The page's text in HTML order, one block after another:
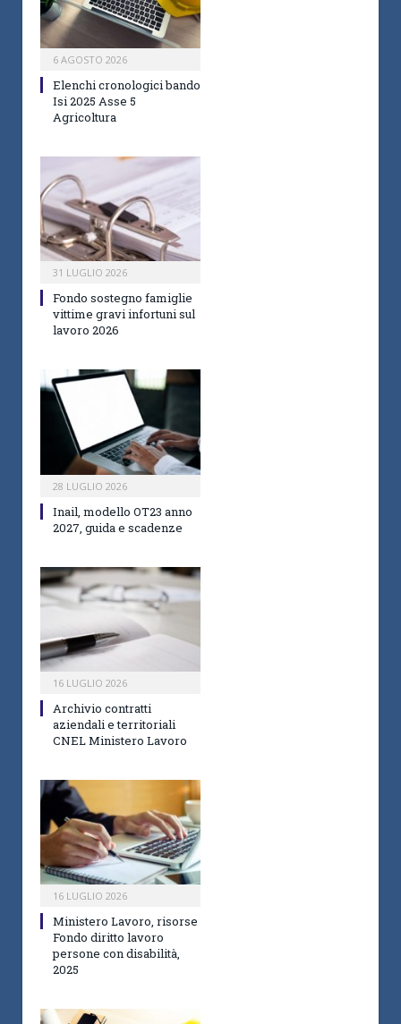
6 AGOSTO 2026
Elenchi cronologici bando
Isi 2025 Asse 5
Agricoltura
31 LUGLIO 2026
Fondo sostegno famiglie
vittime gravi infortuni sul
lavoro 2026
28 LUGLIO 2026
Inail, modello OT23 anno
2027, guida e scadenze
16 LUGLIO 2026
Archivio contratti
aziendali e territoriali
CNEL Ministero Lavoro
16 LUGLIO 2026
Ministero Lavoro, risorse
Fondo diritto lavoro
persone con disabilità,
2025